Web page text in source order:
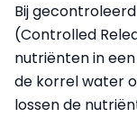
Bij
(Controlled
nutriënten in
de korrel water
lossen de